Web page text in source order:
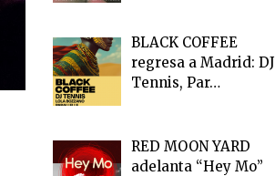
BLACK COFFEE
regresa a Madrid: DJ
Tennis, Par…
RED MOON YARD
adelanta “Hey Mo”